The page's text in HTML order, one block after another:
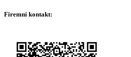
Firemní kontakt: